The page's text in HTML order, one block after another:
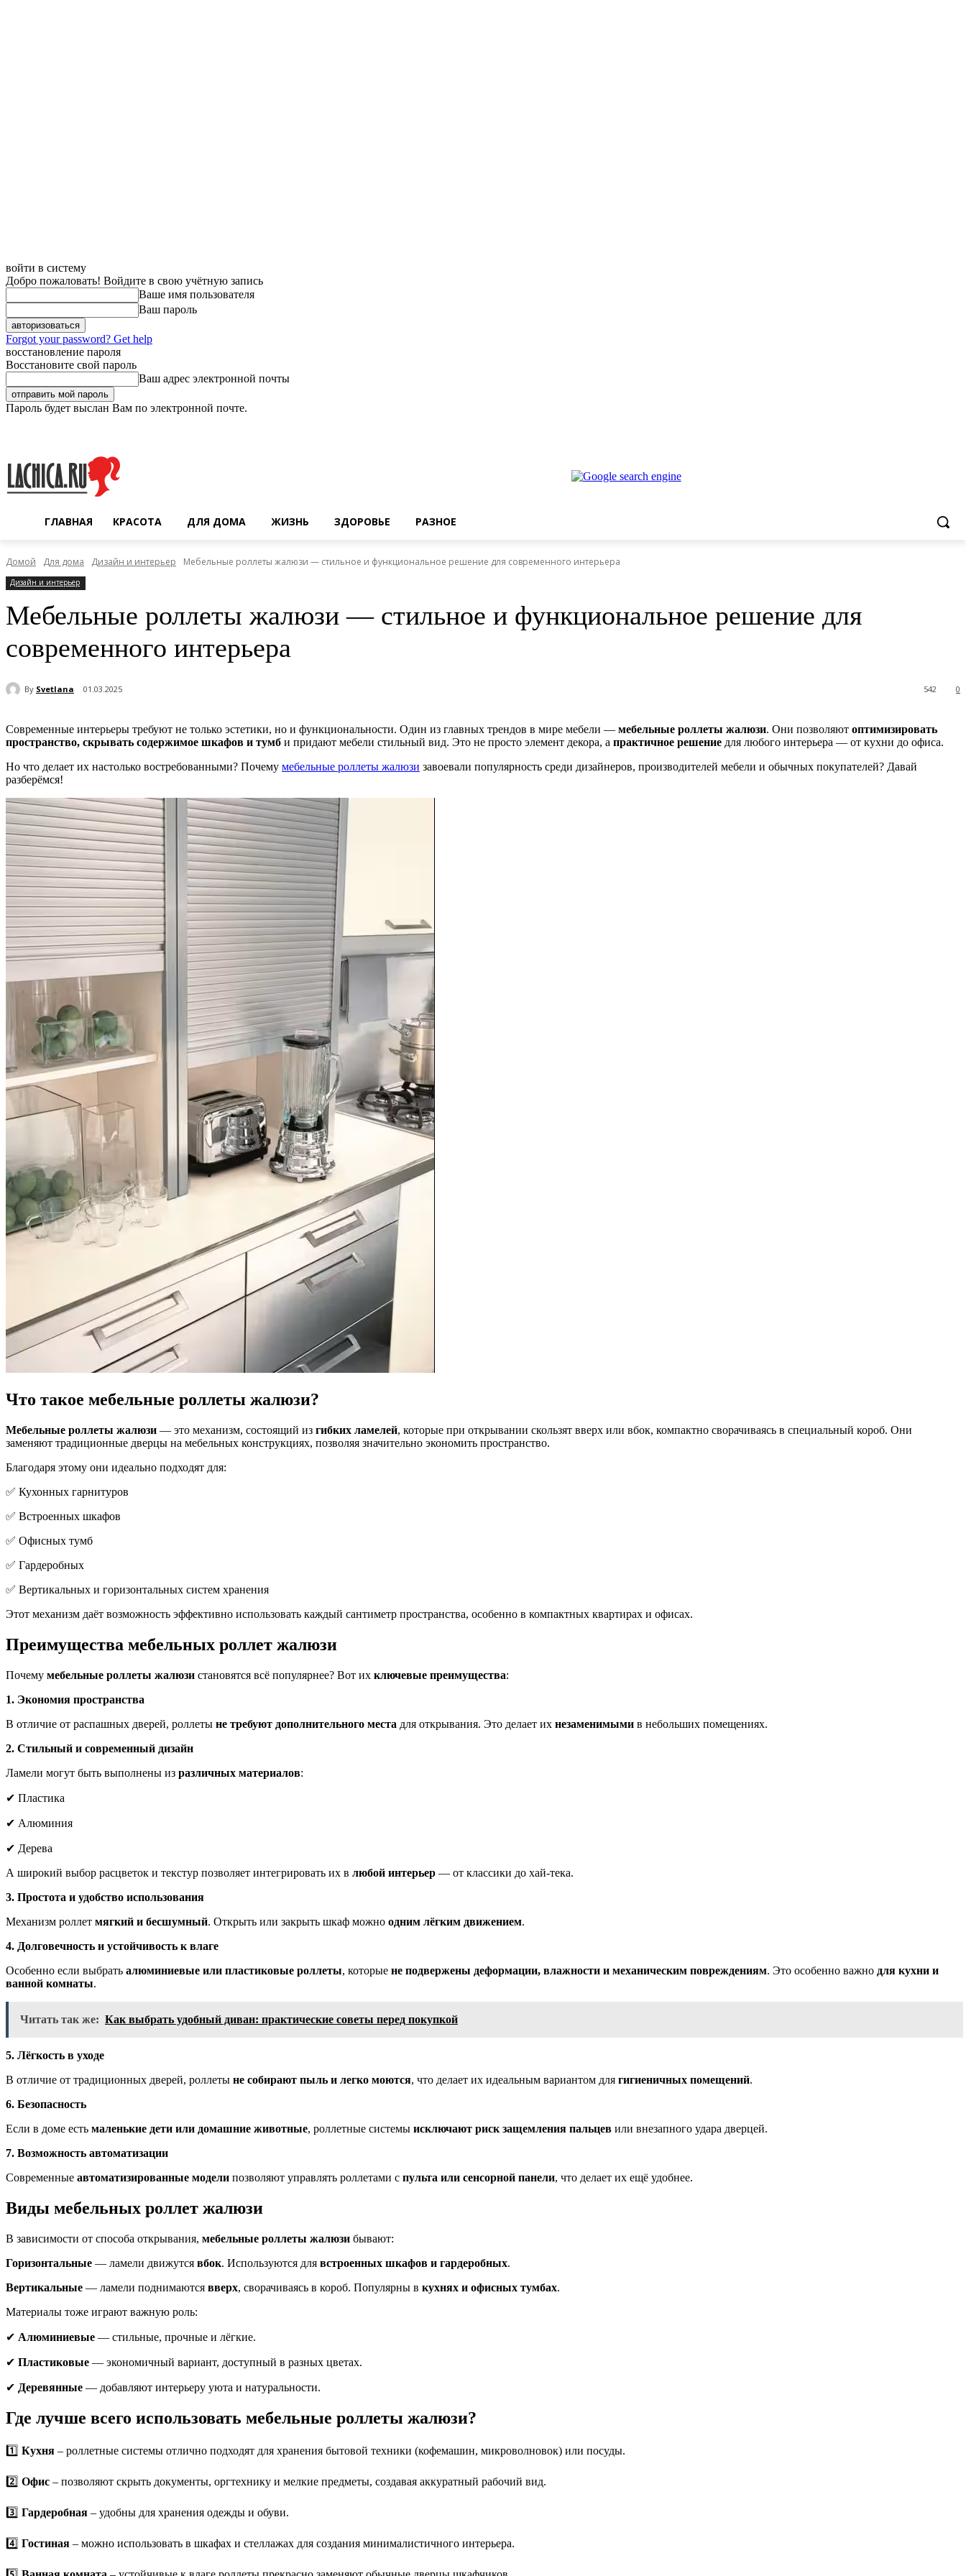
войти в систему
Добро пожаловать! Войдите в свою учётную запись
Ваше имя пользователя
Ваш пароль
Forgot your password? Get help
восстановление пароля
Восстановите свой пароль
Ваш адрес электронной почты
Пароль будет выслан Вам по электронной почте.
ГЛАВНАЯ КРАСОТА ДЛЯ ДОМА ЖИЗНЬ ЗДОРОВЬЕ РАЗНОЕ
Домой Для дома Дизайн и интерьер Мебельные роллеты жалюзи — стильное и функциональное решение для современного интерьера
Дизайн и интерьер
Мебельные роллеты жалюзи — стильное и функциональное решение для
современного интерьера
By Svetlana 01.03.2025 0
542
Современные интерьеры требуют не только эстетики, но и функциональности. Один из главных трендов в мире мебели — мебельные роллеты жалюзи. Они позволяют оптимизировать
пространство, скрывать содержимое шкафов и тумб и придают мебели стильный вид. Это не просто элемент декора, а практичное решение для любого интерьера — от кухни до офиса.
Но что делает их настолько востребованными? Почему мебельные роллеты жалюзи завоевали популярность среди дизайнеров, производителей мебели и обычных покупателей? Давай
разберёмся!
Что такое мебельные роллеты жалюзи?
Мебельные роллеты жалюзи — это механизм, состоящий из гибких ламелей, которые при открывании скользят вверх или вбок, компактно сворачиваясь в специальный короб. Они
заменяют традиционные дверцы на мебельных конструкциях, позволяя значительно экономить пространство.
Благодаря этому они идеально подходят для:
✅ Кухонных гарнитуров
✅ Встроенных шкафов
✅ Офисных тумб
✅ Гардеробных
✅ Вертикальных и горизонтальных систем хранения
Этот механизм даёт возможность эффективно использовать каждый сантиметр пространства, особенно в компактных квартирах и офисах.
Преимущества мебельных роллет жалюзи
Почему мебельные роллеты жалюзи становятся всё популярнее? Вот их ключевые преимущества:
1. Экономия пространства
В отличие от распашных дверей, роллеты не требуют дополнительного места для открывания. Это делает их незаменимыми в небольших помещениях.
2. Стильный и современный дизайн
Ламели могут быть выполнены из различных материалов:
✔ Пластика
✔ Алюминия
✔ Дерева
А широкий выбор расцветок и текстур позволяет интегрировать их в любой интерьер — от классики до хай-тека.
3. Простота и удобство использования
Механизм роллет мягкий и бесшумный. Открыть или закрыть шкаф можно одним лёгким движением.
4. Долговечность и устойчивость к влаге
Особенно если выбрать алюминиевые или пластиковые роллеты, которые не подвержены деформации, влажности и механическим повреждениям. Это особенно важно для кухни и
ванной комнаты.
Читать так же: Как выбрать удобный диван: практические советы перед покупкой
5. Лёгкость в уходе
В отличие от традиционных дверей, роллеты не собирают пыль и легко моются, что делает их идеальным вариантом для гигиеничных помещений.
6. Безопасность
Если в доме есть маленькие дети или домашние животные, роллетные системы исключают риск защемления пальцев или внезапного удара дверцей.
7. Возможность автоматизации
Современные автоматизированные модели позволяют управлять роллетами с пульта или сенсорной панели, что делает их ещё удобнее.
Виды мебельных роллет жалюзи
В зависимости от способа открывания, мебельные роллеты жалюзи бывают:
Горизонтальные — ламели движутся вбок. Используются для встроенных шкафов и гардеробных.
Вертикальные — ламели поднимаются вверх, сворачиваясь в короб. Популярны в кухнях и офисных тумбах.
Материалы тоже играют важную роль:
✔ Алюминиевые — стильные, прочные и лёгкие.
✔ Пластиковые — экономичный вариант, доступный в разных цветах.
✔ Деревянные — добавляют интерьеру уюта и натуральности.
Где лучше всего использовать мебельные роллеты жалюзи?
1️⃣ Кухня – роллетные системы отлично подходят для хранения бытовой техники (кофемашин, микроволновок) или посуды.
2️⃣ Офис – позволяют скрыть документы, оргтехнику и мелкие предметы, создавая аккуратный рабочий вид.
3️⃣ Гардеробная – удобны для хранения одежды и обуви.
4️⃣ Гостиная – можно использовать в шкафах и стеллажах для создания минималистичного интерьера.